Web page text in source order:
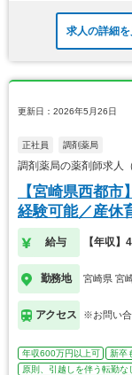
求人の詳細を
更新日：2026年5月26日
正社員 調剤薬局
調剤薬局の薬剤師求人
【宮崎県西都
経験可能／産休
給与 【年収
勤務地 宮崎県 宮
アクセス ※お問い
年収600万円以上可 新卒
原則、引越しを伴う転勤なし